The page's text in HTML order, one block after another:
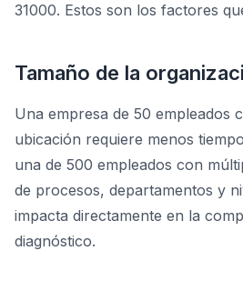
31000. Estos son los factores
Tamaño de la
Una empresa de 50 empleados
ubicación requiere menos
una de 500 empleados con
de procesos, departamentos y
impacta directamente en la
diagnóstico.